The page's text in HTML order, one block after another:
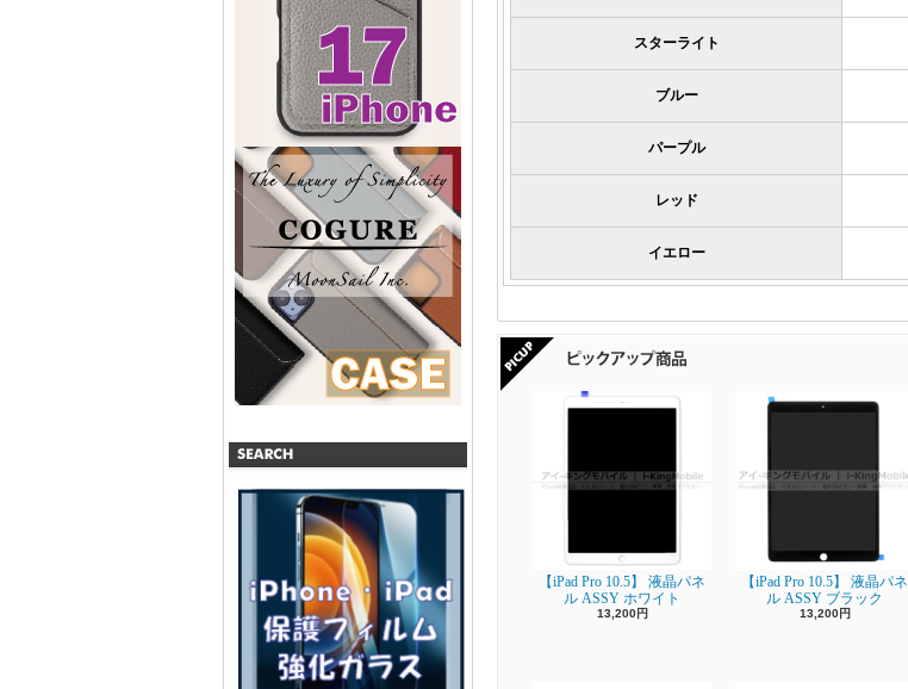
スターライト
ブルー
パープル
レッド
イエロー
【iPad Pro 10.5】 液晶パネ
ル ASSY ホワイト
13,200円
【iPad Pro 10.5】 液晶パネ
ル ASSY ブラック
13,200円